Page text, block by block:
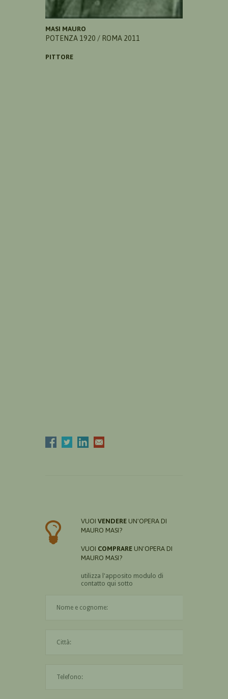
MASI MAURO
POTENZA 1920 / ROMA 2011
PITTORE
VUOI VENDERE UN'OPERA DI
MAURO MASI?
VUOI COMPRARE UN'OPERA DI
MAURO MASI?
utilizza l'apposito modulo di
contatto qui sotto